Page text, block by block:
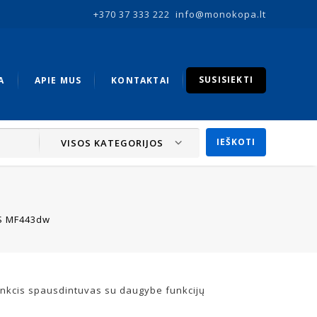
+370 37 333 222 info@monokopa.lt
APIE MUS KONTAKTAI SUSISIEKTI
VISOS KATEGORIJOS
MF443dw
spausdintuvas su daugybe funkcijų